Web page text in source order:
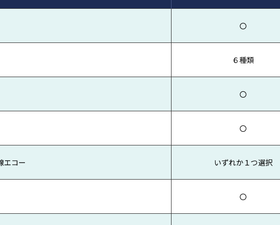
〇
６種類
〇
〇
エコー いずれか１つ選択
〇